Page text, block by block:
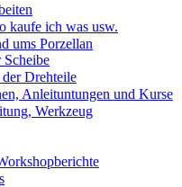
ich was usw.
ums Porzellan
Drehteile
Anleituntungen und Kurse
Werkzeug